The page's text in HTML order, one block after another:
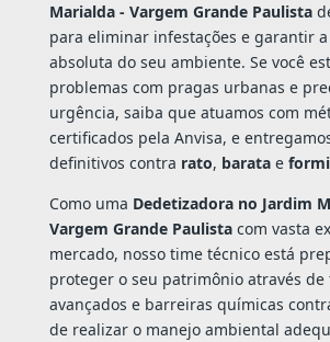
Marialda - Vargem Grande Paulista
para eliminar infestações e garantir
absoluta do seu ambiente. Se você
problemas com pragas urbanas e
urgência, saiba que atuamos com
certificados pela Anvisa, e
definitivos contra rato, baratae
Como uma Dedetizadora no Jardim
Vargem Grande Paulistacom vasta
mercado, nosso time técnico está
proteger o seu patrimônio através de
avançados e barreiras químicas
de realizar o manejo ambiental